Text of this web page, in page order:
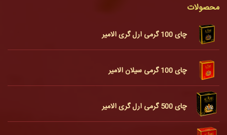
محصولات
چای 100 گرمی ارل گری الامیر
چای 100 گرمی سیلان الامیر
چای 500 گرمی ارل گری الامیر